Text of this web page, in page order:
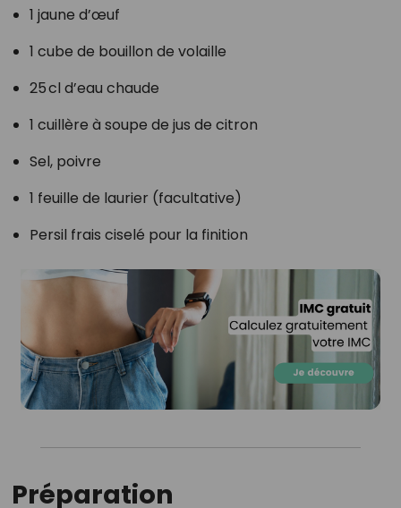
1 jaune d’œuf
1 cube de bouillon de volaille
25 cl d’eau chaude
1 cuillère à soupe de jus de citron
Sel, poivre
1 feuille de laurier (facultative)
Persil frais ciselé pour la finition
Préparation